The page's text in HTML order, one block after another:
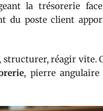
la trésorerie
du poste client
réagir vite.
, pierre